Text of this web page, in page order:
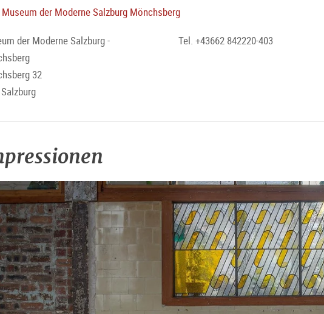
Museum der Moderne Salzburg Mönchsberg
der Moderne Salzburg -
32
Tel. +43662 842220-403